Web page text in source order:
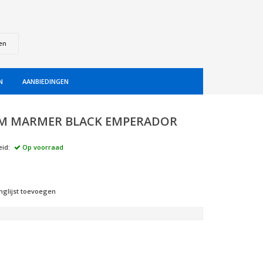
AANBIEDINGEN
MARMER BLACK EMPERADOR
Op voorraad
toevoegen